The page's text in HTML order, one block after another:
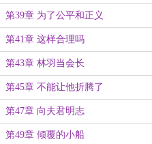
第39章 为了公平和正义
第41章 这样合理吗
第43章 林羽当会长
第45章 不能让他折腾了
第47章 向夫君明志
第49章 倾覆的小船